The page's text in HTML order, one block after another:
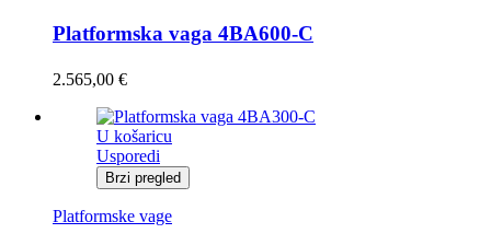
Platformska vaga 4BA600-C
2.565,00 €
U košaricu
Usporedi
Brzi pregled
Platformske vage